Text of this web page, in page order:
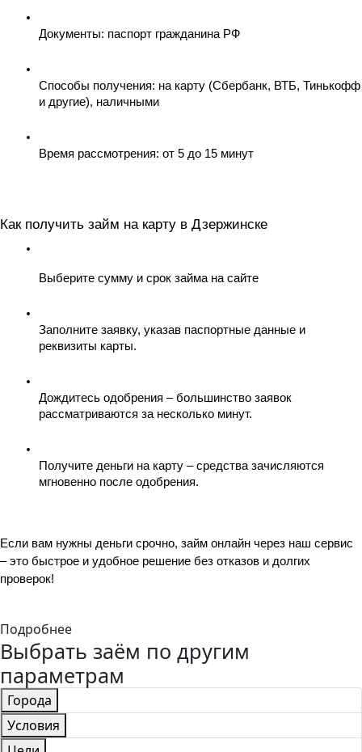
Документы: паспорт гражданина РФ
Способы получения: на карту (Сбербанк, ВТБ, Тинькофф
и другие), наличными
Время рассмотрения: от 5 до 15 минут
Как получить займ на карту в Дзержинске
Выберите сумму и срок займа на сайте
Заполните заявку, указав паспортные данные и
реквизиты карты.
Дождитесь одобрения – большинство заявок
рассматриваются за несколько минут.
Получите деньги на карту – средства зачисляются
мгновенно после одобрения.
Если вам нужны деньги срочно, займ онлайн через наш сервис
– это быстрое и удобное решение без отказов и долгих
проверок!
Подробнее
Выбрать заём по другим
параметрам
Города
Условия